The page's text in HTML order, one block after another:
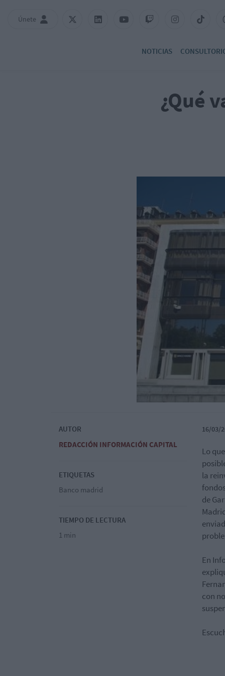
Únete
NOTICIAS
¿Qué
AUTOR
REDACCIÓN INFORMACIÓN CAPITAL
ETIQUETAS
Banco madrid
TIEMPO DE LECTURA
1 min
16/03/
Lo
la
de
En
con